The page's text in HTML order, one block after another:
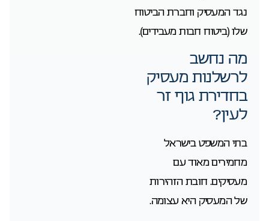
נגד המעסיק וחברת הביטוח
שלו (ביטוח חבות מעבידים).
מה נחשב
לרשלנות מעסיק
בחדירת גוף זר
לעין?
בתי המשפט בישראל
מחמירים מאוד עם
מעסיקים. חובת הזהירות
של המעסיק היא עצומה.